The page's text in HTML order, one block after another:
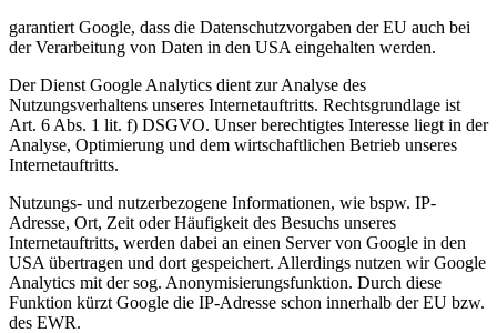
garantiert Google, dass die Datenschutzvorgaben der EU auch bei
der Verarbeitung von Daten in den USA eingehalten werden.
Der Dienst Google Analytics dient zur Analyse des
Nutzungsverhaltens unseres Internetauftritts. Rechtsgrundlage ist
Art. 6 Abs. 1 lit. f) DSGVO. Unser berechtigtes Interesse liegt in der
Analyse, Optimierung und dem wirtschaftlichen Betrieb unseres
Internetauftritts.
Nutzungs- und nutzerbezogene Informationen, wie bspw. IP-
Adresse, Ort, Zeit oder Häufigkeit des Besuchs unseres
Internetauftritts, werden dabei an einen Server von Google in den
USA übertragen und dort gespeichert. Allerdings nutzen wir Google
Analytics mit der sog. Anonymisierungsfunktion. Durch diese
Funktion kürzt Google die IP-Adresse schon innerhalb der EU bzw.
des EWR.